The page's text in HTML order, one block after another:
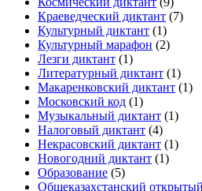
Краеведческий диктант (7)
Культурный диктант (1)
Культурный марафон (2)
Лезги диктант (1)
Литературный диктант (1)
Макаренковский диктант (1)
Московский код (1)
Музыкальный диктант (1)
Налоговый диктант (4)
Некрасовский диктант (1)
Новогодний диктант (1)
Образование (5)
Общеказахстанский